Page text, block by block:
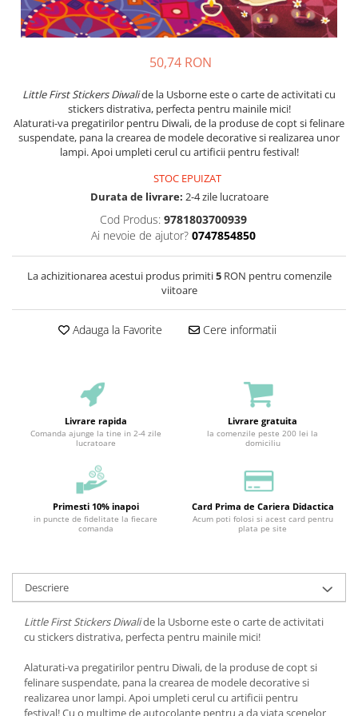
50,74 RON
Little First Stickers Diwalide la Usborne este o carte de activitati cu
stickers distrativa, perfecta pentru mainile mici!
Alaturati-va pregatirilor pentru Diwali, de la produse de copt si felinare
suspendate, pana la crearea de modele decorative si realizarea unor
lampi. Apoi umpleti cerul cu artificii pentru festival!
STOC EPUIZAT
Durata de livrare: 2-4 zile lucratoare
Cod Produs: 9781803700939
Ai nevoie de ajutor? 0747854850
La achizitionarea acestui produs primiti5RON pentru comenzile
viitoare
Adauga la Favorite Cere informatii
Livrare rapida
Comanda ajunge la tine in 2-4 zile
lucratoare
Livrare gratuita
la comenzile peste 200 lei la
domiciliu
Primesti 10% inapoi
in puncte de fidelitate la fiecare
comanda
Card Prima de Cariera Didactica
Acum poti folosi si acest card pentru
plata pe site
Descriere
Little First Stickers Diwalide la Usborne este o carte de activitati
cu stickers distrativa, perfecta pentru mainile mici!
Alaturati-va pregatirilor pentru Diwali, de la produse de copt si
felinare suspendate, pana la crearea de modele decorative si
realizarea unor lampi. Apoi umpleti cerul cu artificii pentru
festival! Cu o multime de autocolante pentru a da viata scenelor